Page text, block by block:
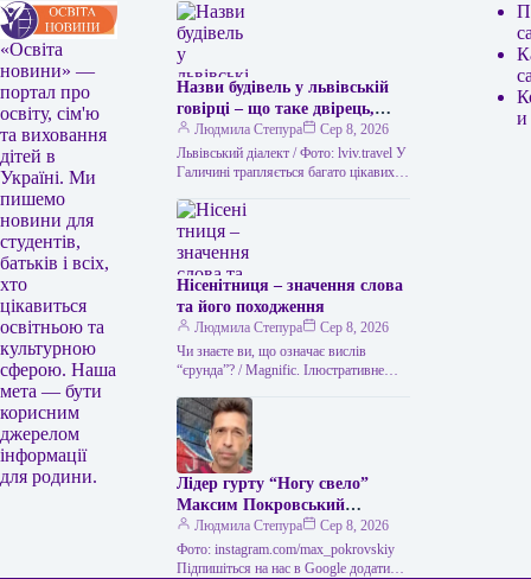
«Освіта
новини» —
портал про
освіту, сім'ю
та виховання
дітей в
Україні. Ми
пишемо
новини для
студентів,
батьків і всіх,
хто
цікавиться
освітньою та
культурною
сферою. Наша
мета — бути
корисним
джерелом
інформації
для родини.
Назви будівель у львівській
говірці – що таке двірець,
креденс, кнайпа
Людмила Степура
Сер 8, 2026
Львівський діалект / Фото: lviv.travel У
Галичині трапляється багато цікавих
навіть досвідченого мандрівника. Тож
не дивно,…
Нісенітниця – значення слова
та його походження
Людмила Степура
Сер 8, 2026
Чи знаєте ви, що означає вислів
“єрунда”? / Magnific. Ілюстративне
виявляється цікавішою за його
пряме…
Лідер гурту “Ногу свело”
Максим Покровський
розповів про причини свого
візиту до України.
Людмила Степура
Сер 8, 2026
Фото: instagram.com/max_pokrovskiy
Підпишіться на нас в Google додати
и